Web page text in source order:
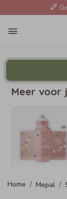
Meer voor
Mepal